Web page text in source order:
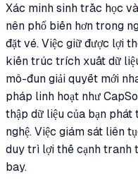
Xác minh sinh trắc học và
nên phổ biến hơn trong
đặt vé. Việc giữ được lợi
kiến trúc trích xuất dữ
mô-đun giải quyết mới
pháp linh hoạt như
thập dữ liệu của bạn
nghệ. Việc giám sát liên
duy trì lợi thế cạnh tranh
bay.